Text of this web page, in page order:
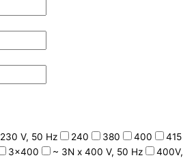
230 V, 50 Hz 240 380 400
415
3x400 ~ 3N x 400 V, 50 Hz
400V,